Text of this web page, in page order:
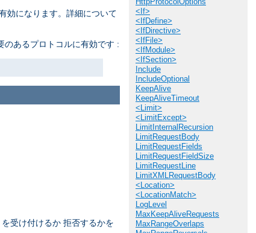
<If>
<IfDefine>
<IfDirective>
<IfFile>
<IfModule>
<IfSection>
Include
IncludeOptional
KeepAlive
KeepAliveTimeout
<Limit>
<LimitExcept>
LimitInternalRecursion
LimitRequestBody
LimitRequestFields
LimitRequestFieldSize
LimitRequestLine
LimitXMLRequestBody
<Location>
<LocationMatch>
LogLevel
MaxKeepAliveRequests
MaxRangeOverlaps
効になります。詳細について
のあるプロトコルに有効です :
受け付けるか 拒否するかを